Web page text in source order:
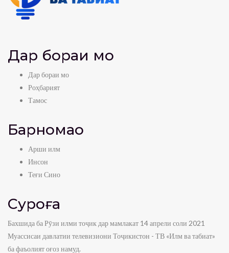
Дар бораи мо
Дар бораи мо
Роҳбарият
Тамос
Барномаҳо
Арши илм
Инсон
Теғи Сино
Суроға
Бахшида ба Рӯзи илми тоҷик дар мамлакат 14 апрели соли 2021
Муассисаи давлатии телевизиони Тоҷикистон - ТВ «Илм ва табиат»
ба фаъолият оғоз намуд.